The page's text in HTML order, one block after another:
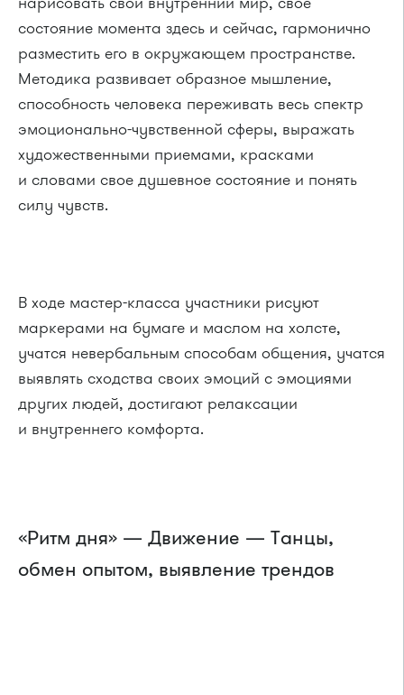
состояние момента здесь и сейчас, гармонично
разместить его в окружающем пространстве.
Методика развивает образное мышление,
способность человека переживать весь спектр
эмоционально-чувственной сферы, выражать
художественными приемами, красками
и словами свое душевное состояние и понять
силу чувств.
В ходе мастер-класса участники рисуют
маркерами на бумаге и маслом на холсте,
учатся невербальным способам общения, учатся
выявлять сходства своих эмоций с эмоциями
других людей, достигают релаксации
и внутреннего комфорта.
«Ритм дня» — Движение — Танцы,
обмен опытом, выявление трендов